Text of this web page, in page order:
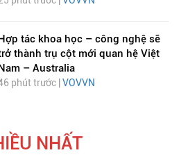
tác khoa học – công nghệ sẽ
thành trụ cột mới quan hệ Việt
– Australia
phút trước |VOVVN
NHẤT